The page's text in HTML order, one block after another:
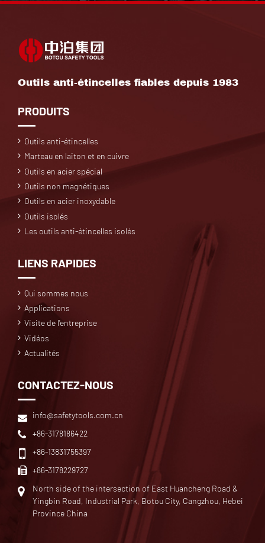
Outils anti-étincelles fiables depuis 1983
PRODUITS
Outils anti-étincelles
Marteau en laiton et en cuivre
Outils en acier spécial
Outils non magnétiques
Outils en acier inoxydable
Outils isolés
Les outils anti-étincelles isolés
LIENS RAPIDES
Qui sommes nous
Applications
Visite de l'entreprise
Vidéos
Actualités
CONTACTEZ-NOUS
info@safetytools.com.cn
+86-3178186422
+86-13831755397
+86-3178229727
North side of the intersection of East Huancheng Road &
Yingbin Road, Industrial Park, Botou City, Cangzhou, Hebei
Province China